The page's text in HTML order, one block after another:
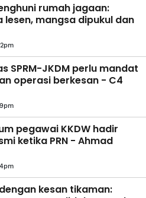
rumah jagaan:
lesen, mangsa dipukul dan
SPRM-JKDM perlu mandat
operasi berkesan - C4
pegawai KKDW hadir
ketika PRN - Ahmad
kesan tikaman: